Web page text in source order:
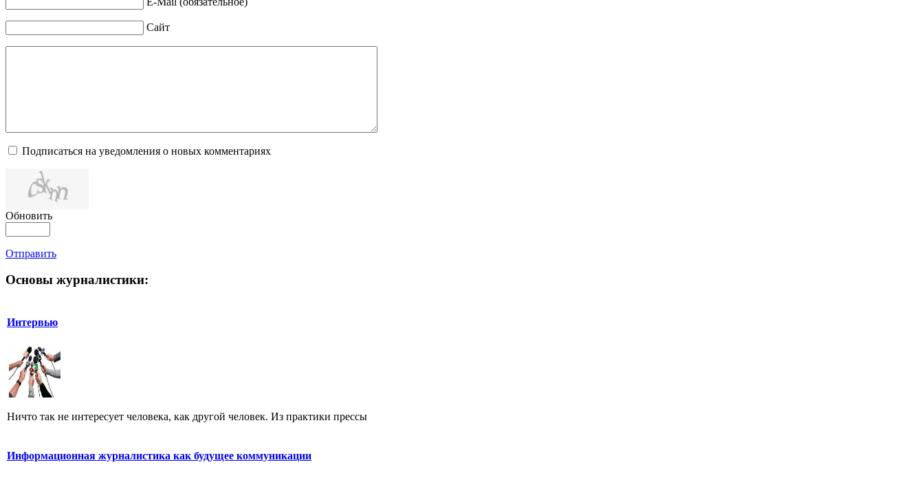
Сайт
Подписаться на уведомления о новых комментариях
Обновить
Отправить
Основы журналистики:
Интервью
Ничто так не интересует человека, как другой человек. Из практики прессы
Информационная журналистика как будущее коммуникации